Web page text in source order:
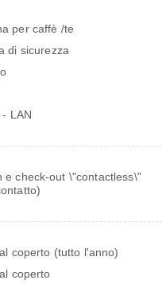
per caffè /te
di sicurezza
LAN
e check-out \"contactless\"
coperto (tutto l'anno)
coperto